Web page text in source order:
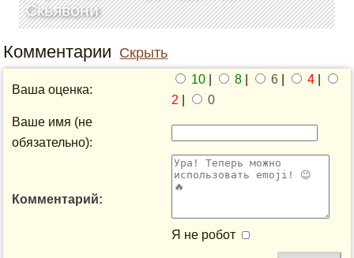
Скьявони
Комментарии Скрыть
Ваша оценка:
10 8 6 4
2
0
Ваше имя (не
обязательно):
Комментарий:
Я не робот